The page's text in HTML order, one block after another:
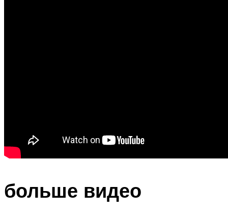
больше видео